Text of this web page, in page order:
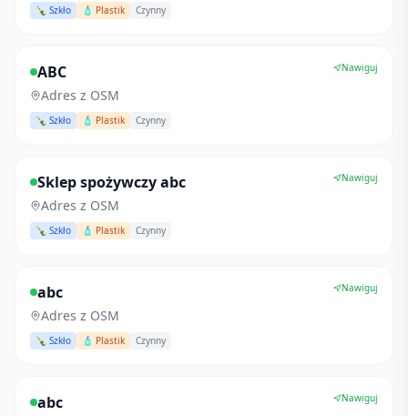
🍾 Szkło 🧴 Plastik Czynny
ABC
Adres z OSM
🍾 Szkło 🧴 Plastik Czynny
Nawiguj
Sklep spożywczy abc
Adres z OSM
🍾 Szkło 🧴 Plastik Czynny
Nawiguj
abc
Adres z OSM
🍾 Szkło 🧴 Plastik Czynny
Nawiguj
abc Nawiguj